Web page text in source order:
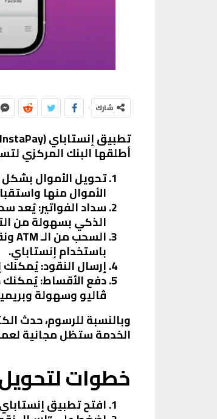
شارك
أطلقها البنك المركزي
تحويل الأموال
الأموال منها
سداد الفواتير:يُعد
الذكي بسهولة من
السحب من الـ ATM ونقاط البيع الإلكترونية:
باستخدام إنستاباي.
إرسال النقود:يُمكنك
دفع الأقساط:
ڤاليو وسهولة
الخدمة ستظل مجانية لعملاء البنوك اعتبارًا من يناير 2024 .
خطوات لتحويل
افتح تطبيق